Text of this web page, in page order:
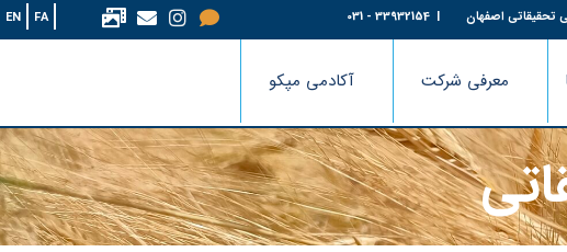
تحقیقاتی اصفهان | 33932154 - 031
FA
EN
معرفی شرکت آکادمی مپکو